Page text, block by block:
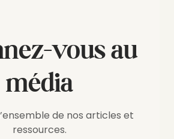
vous au
média
de nos articles et
ressources.